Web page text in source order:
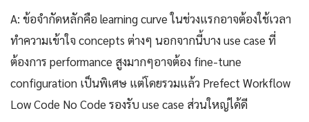
A: ข้อจำกัดหลักคือ learning curve ในช่วงแรกอาจต้องใช้เวลา
ทำความเข้าใจ concepts ต่างๆ นอกจากนี้บาง use case ที่
ต้องการ performance สูงมากๆอาจต้อง fine-tune
configuration เป็นพิเศษ แต่โดยรวมแล้ว Prefect Workflow
Low Code No Code รองรับ use case ส่วนใหญ่ได้ดี